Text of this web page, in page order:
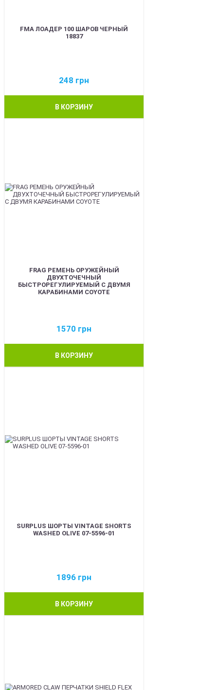
FMA ЛОАДЕР 100 ШАРОВ ЧЕРНЫЙ
18837
248 грн
В КОРЗИНУ
FRAG РЕМЕНЬ ОРУЖЕЙНЫЙ
ДВУХТОЧЕЧНЫЙ
БЫСТРОРЕГУЛИРУЕМЫЙ С ДВУМЯ
КАРАБИНАМИ COYOTE
1570 грн
В КОРЗИНУ
SURPLUS ШОРТЫ VINTAGE SHORTS
WASHED OLIVE 07-5596-01
1896 грн
В КОРЗИНУ